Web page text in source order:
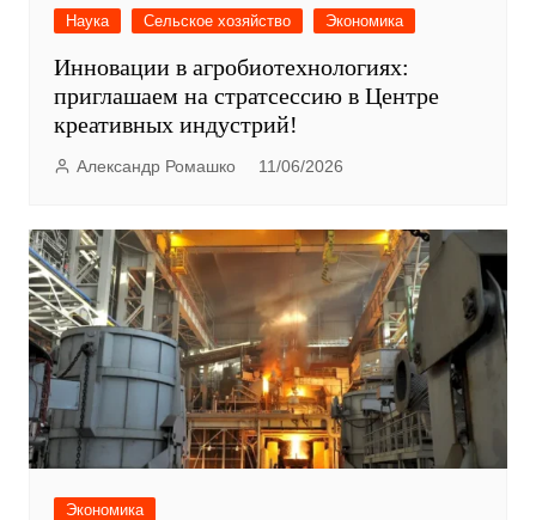
Наука Сельское хозяйство Экономика
Инновации в агробиотехнологиях:
приглашаем на стратсессию в Центре
креативных индустрий!
Александр Ромашко 11/06/2026
Экономика